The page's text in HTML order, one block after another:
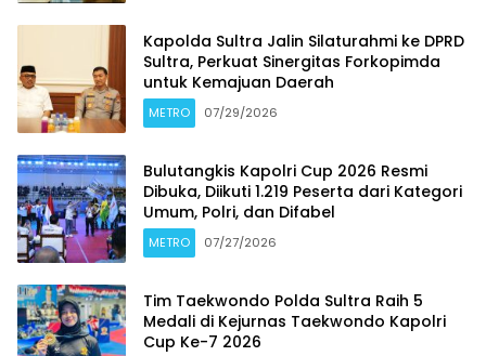
Kapolda Sultra Jalin Silaturahmi ke DPRD
Sultra, Perkuat Sinergitas Forkopimda
untuk Kemajuan Daerah
METRO 07/29/2026
Bulutangkis Kapolri Cup 2026 Resmi
Dibuka, Diikuti 1.219 Peserta dari Kategori
Umum, Polri, dan Difabel
METRO 07/27/2026
Tim Taekwondo Polda Sultra Raih 5
Medali di Kejurnas Taekwondo Kapolri
Cup Ke-7 2026